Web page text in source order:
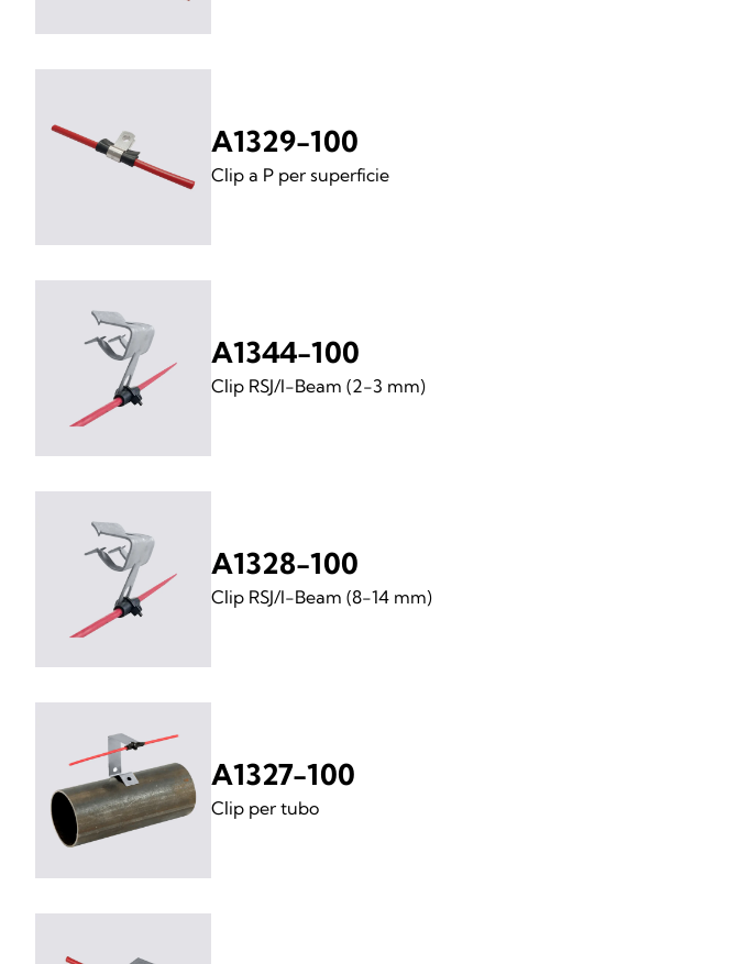
A1329-100
Clip a P per superficie
A1344-100
Clip RSJ/I-Beam (2-3 mm)
A1328-100
Clip RSJ/I-Beam (8-14 mm)
A1327-100
Clip per tubo